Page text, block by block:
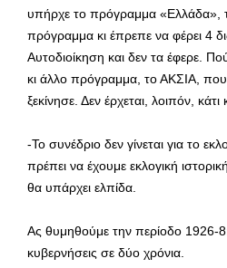
υπήρχε το πρόγραμμα «Ελλάδα»,
πρόγραμμα κι έπρεπε να φέρει 4
Αυτοδιοίκηση και δεν τα έφερε.
κι άλλο πρόγραμμα, το ΑΚΣΙΑ, που
ξεκίνησε. Δεν έρχεται, λοιπόν, κάτι
-Το συνέδριο δεν γίνεται για το
πρέπει να έχουμε εκλογική
θα υπάρχει ελπίδα.
Ας θυμηθούμε την περίοδο 1926-
κυβερνήσεις σε δύο χρόνια.